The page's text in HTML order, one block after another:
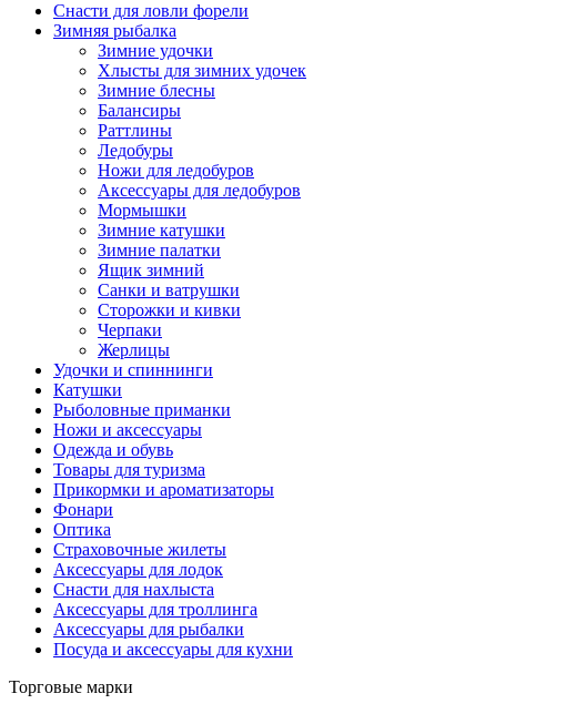
Снасти для ловли форели
Зимняя рыбалка
Зимние удочки
Хлысты для зимних удочек
Зимние блесны
Балансиры
Раттлины
Ледобуры
Ножи для ледобуров
Аксессуары для ледобуров
Мормышки
Зимние катушки
Зимние палатки
Ящик зимний
Санки и ватрушки
Сторожки и кивки
Черпаки
Жерлицы
Удочки и спиннинги
Катушки
Рыболовные приманки
Ножи и аксессуары
Одежда и обувь
Товары для туризма
Прикормки и ароматизаторы
Фонари
Оптика
Страховочные жилеты
Аксессуары для лодок
Снасти для нахлыста
Аксессуары для троллинга
Аксессуары для рыбалки
Посуда и аксессуары для кухни
Торговые марки